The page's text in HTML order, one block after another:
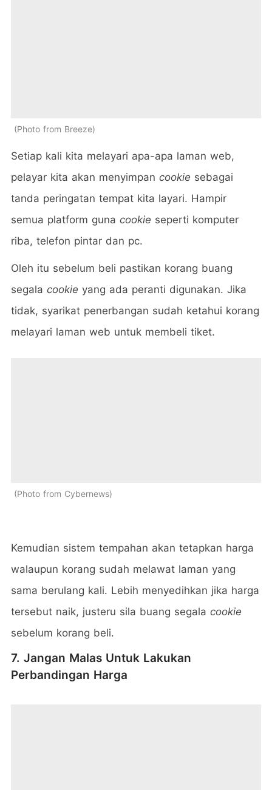
Photo from Breeze
Setiap kali kita melayari apa-apa laman web,
pelayar kita akan menyimpan cookie sebagai
tanda peringatan tempat kita layari. Hampir
semua platform guna cookie seperti komputer
riba, telefon pintar dan pc.
Oleh itu sebelum beli pastikan korang buang
segala cookie yang ada peranti digunakan. Jika
tidak, syarikat penerbangan sudah ketahui korang
melayari laman web untuk membeli tiket.
Photo from Cybernews
Kemudian sistem tempahan akan tetapkan harga
walaupun korang sudah melawat laman yang
sama berulang kali. Lebih menyedihkan jika harga
tersebut naik, justeru sila buang segala cookie
sebelum korang beli.
7. Jangan Malas Untuk Lakukan
Perbandingan Harga